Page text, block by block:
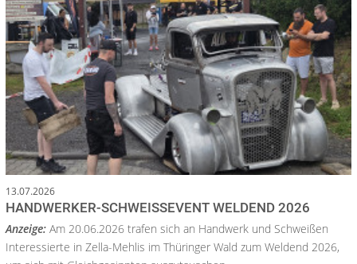
13.07.2026
HANDWERKER-SCHWEISSEVENT WELDEND 2026
Anzeige: Am 20.06.2026 trafen sich an Handwerk und Schweißen
Interessierte in Zella-Mehlis im Thüringer Wald zum Weldend 2026,